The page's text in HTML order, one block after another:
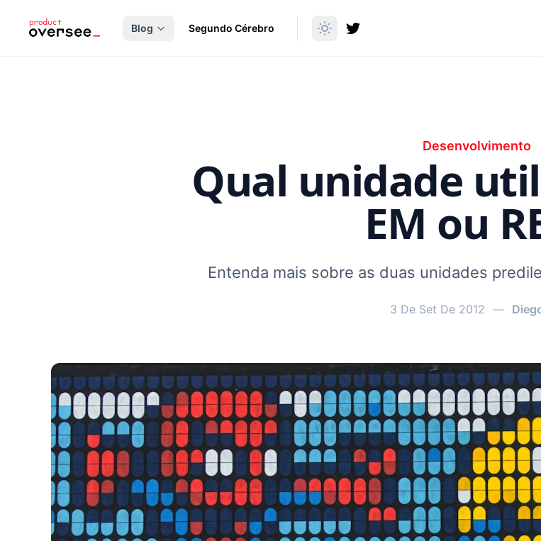
principal
Blog
Segundo Cérebro
Desenvolvimento
Qual unidade
EM ou
Entenda mais sobre as duas unidades
3 De Set De 2012 —